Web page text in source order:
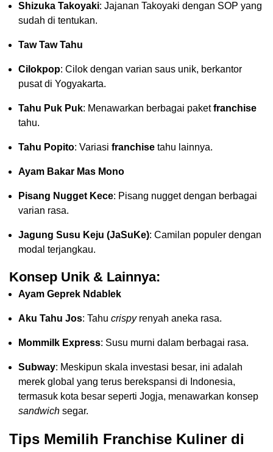
Shizuka Takoyaki: Jajanan Takoyaki dengan SOP yang
sudah di tentukan.
Taw Taw Tahu
Cilokpop: Cilok dengan varian saus unik, berkantor
pusat di Yogyakarta.
Tahu Puk Puk: Menawarkan berbagai paketfranchise
tahu.
Tahu Popito: Variasi franchise tahu lainnya.
Ayam Bakar Mas Mono
Pisang Nugget Kece: Pisang nugget dengan berbagai
varian rasa.
Jagung Susu Keju (JaSuKe): Camilan populer dengan
modal terjangkau.
Konsep Unik & Lainnya:
Ayam Geprek Ndablek
Aku Tahu Jos: Tahu crispyrenyah aneka rasa.
Mommilk Express: Susu murni dalam berbagai rasa.
Subway: Meskipun skala investasi besar, ini adalah
merek global yang terus berekspansi di Indonesia,
termasuk kota besar seperti Jogja, menawarkan konsep
sandwich segar.
Tips Memilih Franchise Kuliner di